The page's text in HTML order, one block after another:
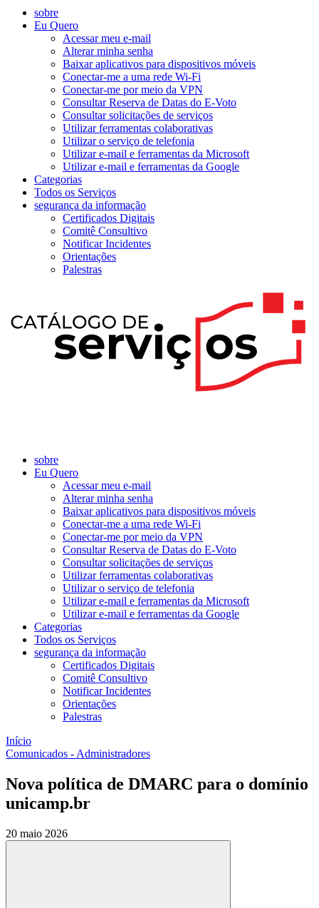
sobre
Eu Quero
Acessar meu e-mail
Alterar minha senha
Baixar aplicativos para dispositivos móveis
Conectar-me a uma rede Wi-Fi
Conectar-me por meio da VPN
Consultar Reserva de Datas do E-Voto
Consultar solicitações de serviços
Utilizar ferramentas colaborativas
Utilizar o serviço de telefonia
Utilizar e-mail e ferramentas da Microsoft
Utilizar e-mail e ferramentas da Google
Categorias
Todos os Serviços
segurança da informação
Certificados Digitais
Comitê Consultivo
Notificar Incidentes
Orientações
Palestras
sobre
Eu Quero
Acessar meu e-mail
Alterar minha senha
Baixar aplicativos para dispositivos móveis
Conectar-me a uma rede Wi-Fi
Conectar-me por meio da VPN
Consultar Reserva de Datas do E-Voto
Consultar solicitações de serviços
Utilizar ferramentas colaborativas
Utilizar o serviço de telefonia
Utilizar e-mail e ferramentas da Microsoft
Utilizar e-mail e ferramentas da Google
Categorias
Todos os Serviços
segurança da informação
Certificados Digitais
Comitê Consultivo
Notificar Incidentes
Orientações
Palestras
Início
Comunicados - Administradores
Nova política de DMARC para o domínio
unicamp.br
20 maio 2026